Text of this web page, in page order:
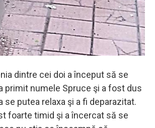
dintre cei doi a început să se
primit numele Spruce şi a fost dus
se putea relaxa şi a fi deparazitat.
foarte timid şi a încercat să se